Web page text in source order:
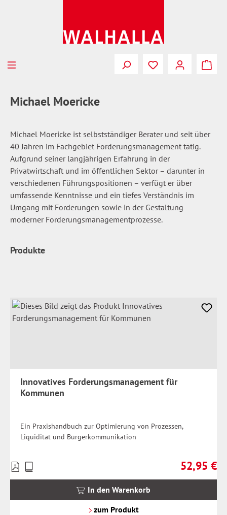
Du hast 0
Michael Moericke
Michael Moericke ist selbstständiger Berater und seit über
40 Jahren im Fachgebiet Forderungsmanagement tätig.
Aufgrund seiner langjährigen Erfahrung in der
Privatwirtschaft und im öffentlichen Sektor – darunter in
verschiedenen Führungspositionen – verfügt er über
umfassende Kenntnisse und ein tiefes Verständnis im
Umgang mit Forderungen sowie in der Gestaltung
moderner Forderungsmanagementprozesse.
Produkte
Innovatives Forderungsmanagement für
Kommunen
Ein Praxishandbuch zur Optimierung von Prozessen,
Liquidität und Bürgerkommunikation
Regulärer
52,95 €
Preise
inkl.
In den Warenkorb
zum Produkt